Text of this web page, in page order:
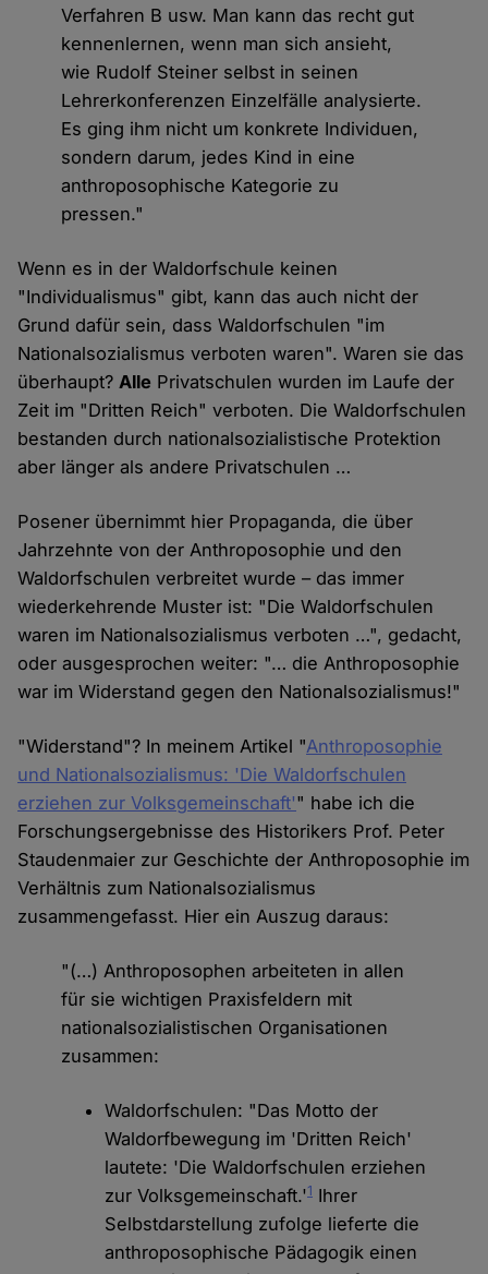
Verfahren B usw. Man kann das recht gut
kennenlernen, wenn man sich ansieht,
wie Rudolf Steiner selbst in seinen
Lehrerkonferenzen Einzelfälle analysierte.
Es ging ihm nicht um konkrete Individuen,
sondern darum, jedes Kind in eine
anthroposophische Kategorie zu
pressen."
Wenn es in der Waldorfschule keinen
"Individualismus" gibt, kann das auch nicht der
Grund dafür sein, dass Waldorfschulen "im
Nationalsozialismus verboten waren". Waren sie das
überhaupt?Alle Privatschulen wurden im Laufe der
Zeit im "Dritten Reich" verboten. Die Waldorfschulen
bestanden durch nationalsozialistische Protektion
aber länger als andere Privatschulen …
Posener übernimmt hier Propaganda, die über
Jahrzehnte von der Anthroposophie und den
Waldorfschulen verbreitet wurde – das immer
wiederkehrende Muster ist: "Die Waldorfschulen
waren im Nationalsozialismus verboten …", gedacht,
oder ausgesprochen weiter: "… die Anthroposophie
war im Widerstand gegen den Nationalsozialismus!"
"Widerstand"? In meinem Artikel "Anthroposophie
und Nationalsozialismus: 'Die Waldorfschulen
erziehen zur Volksgemeinschaft'" habe ich die
Forschungsergebnisse des Historikers Prof. Peter
Staudenmaier zur Geschichte der Anthroposophie im
Verhältnis zum Nationalsozialismus
zusammengefasst. Hier ein Auszug daraus:
"(…) Anthroposophen arbeiteten in allen
für sie wichtigen Praxisfeldern mit
nationalsozialistischen Organisationen
zusammen:
Waldorfschulen: "Das Motto der
Waldorfbewegung im 'Dritten Reich'
lautete: 'Die Waldorfschulen erziehen
zur Volksgemeinschaft.'1 Ihrer
Selbstdarstellung zufolge lieferte die
anthroposophische Pädagogik einen